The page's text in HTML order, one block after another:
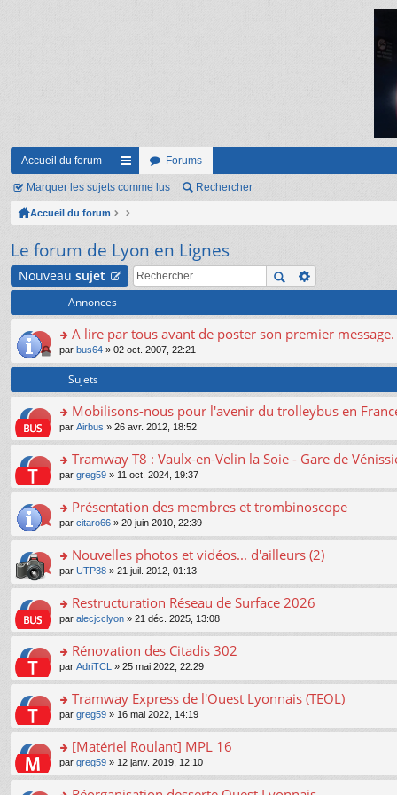
Accueil du forum
ac
co
ci
s
Forums
Marquer les sujets comme lus Rechercher
Accueil du forum
Le forum de Lyon en Lignes
Nouveau sujet
Annonces
o
n
le
m
e
s
a
g
e
n
o
lu
le
pl
u
s
e
nt
A lire par tous avant de poster son premier
par bus64 » 02 oct. 2007, 22:21
Sujets
o
n
ult
er
le
m
e
a
g
e
n
n
lu
le
pl
u
ré
c
e
nt
Mobilisons-nous pour l'avenir du trolleybus en
par Airbus » 26 avr. 2012, 18:52
o
n
ult
er
le
m
e
a
g
e
n
n
lu
le
pl
u
ré
c
e
Tramway T8 : Vaulx-en-Velin la Soie - Gare de
par greg59 » 11 oct. 2024, 19:37
o
n
ult
er
le
m
e
a
g
e
n
n
lu
le
pl
u
Présentation des membres et trombinoscope
par citaro66 » 20 juin 2010, 22:39
o
n
ult
er
le
m
e
a
g
e
n
n
lu
Nouvelles photos et vidéos... d'ailleurs (2)
par UTP38 » 21 juil. 2012, 01:13
o
n
ult
er
le
m
e
a
g
e
n
Restructuration Réseau de Surface 2026
par alecjcclyon » 21 déc. 2025, 13:08
o
n
ult
er
le
m
e
Rénovation des Citadis 302
par AdriTCL » 25 mai 2022, 22:29
o
n
ult
er
le
Tramway Express de l'Ouest Lyonnais (TEOL)
par greg59 » 16 mai 2022, 14:19
o
n
[Matériel Roulant] MPL 16
par greg59 » 12 janv. 2019, 12:10